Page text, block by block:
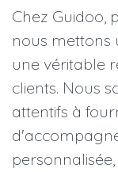
Chez Guidoo,
nous mettons
une véritable
clients. Nous
attentifs à